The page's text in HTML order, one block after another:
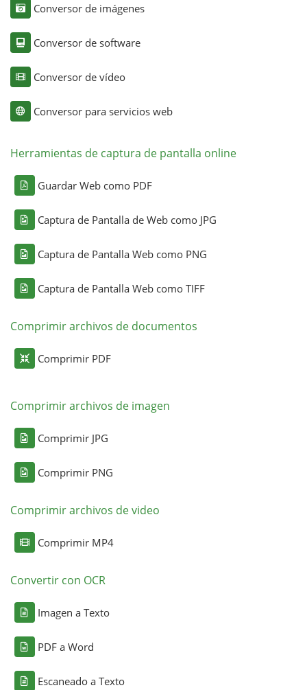
Conversor de imágenes
Conversor de software
Conversor de vídeo
Conversor para servicios web
Herramientas de captura de pantalla online
Guardar Web como PDF
Captura de Pantalla de Web como JPG
Captura de Pantalla Web como PNG
Captura de Pantalla Web como TIFF
Comprimir archivos de documentos
Comprimir PDF
Comprimir archivos de imagen
Comprimir JPG
Comprimir PNG
Comprimir archivos de video
Comprimir MP4
Convertir con OCR
Imagen a Texto
PDF a Word
Escaneado a Texto